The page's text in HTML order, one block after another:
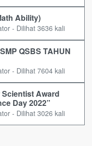
Ability)
- Dilihat 3636 kali
QSBS TAHUN
- Dilihat 7604 kali
Award
Day 2022”
- Dilihat 3026 kali